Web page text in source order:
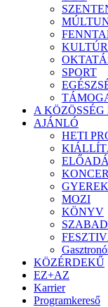
SPORT
A
AJÁNLÓ
HETI
GYEREK
MOZI
KÖNYV
KÖZÉRDEKŰ
EZ+AZ
Karrier
Programkereső